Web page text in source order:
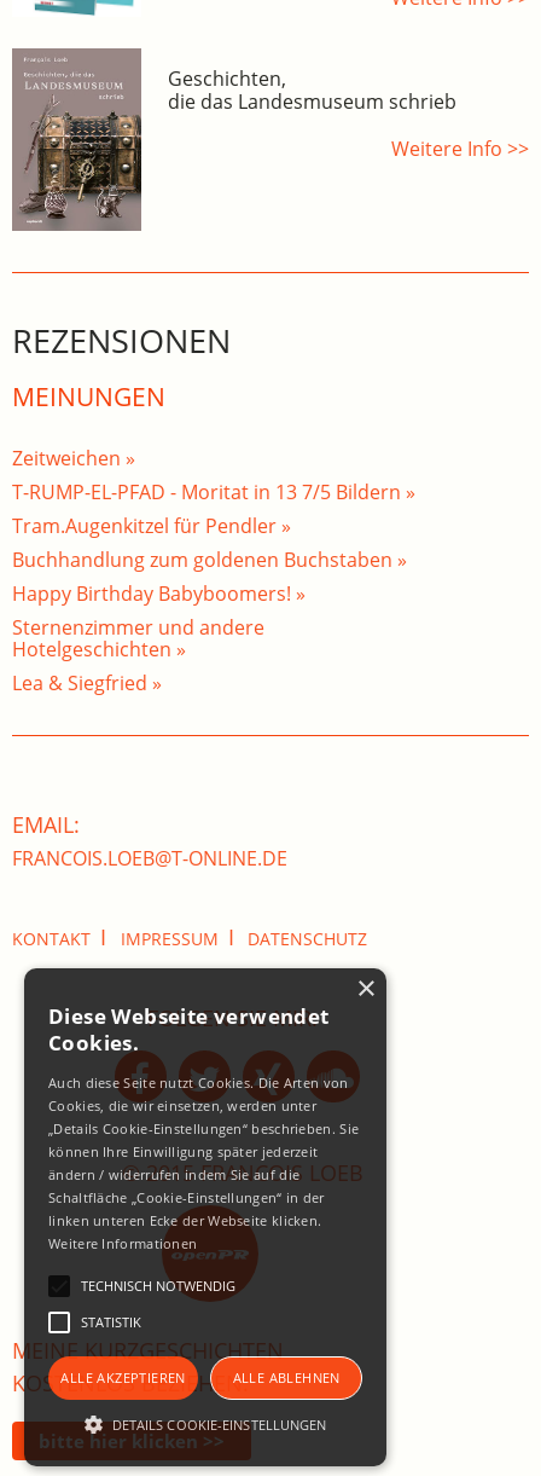
Geschichten,
die das Landesmuseum schrieb
Weitere Info >>
REZENSIONEN
MEINUNGEN
Zeitweichen »
T-RUMP-EL-PFAD - Moritat in 13 7/5 Bildern »
Tram.Augenkitzel für Pendler »
Buchhandlung zum goldenen Buchstaben »
Happy Birthday Babyboomers! »
Sternenzimmer und andere
Hotelgeschichten »
Lea & Siegfried »
EMAIL:
FRANCOIS.LOEB@T-ONLINE.DE
KONTAKT I IMPRESSUM I DATENSCHUTZ
FOLGEN SIE MIR:
© 2015 FRANCOIS LOEB
MEINE KURZGESCHICHTEN
KOSTENLOS BEZIEHEN:
×
Diese Webseite verwendet
Cookies.
Auch diese Seite nutzt Cookies. Die Arten von
Cookies, die wir einsetzen, werden unter
„Details Cookie-Einstellungen“ beschrieben. Sie
können Ihre Einwilligung später jederzeit
ändern / widerrufen indem Sie auf die
Schaltfläche „Cookie-Einstellungen“ in der
linken unteren Ecke der Webseite klicken.
Weitere Informationen
TECHNISCH NOTWENDIG
STATISTIK
ALLE AKZEPTIEREN ALLE ABLEHNEN
DETAILS COOKIE-EINSTELLUNGEN